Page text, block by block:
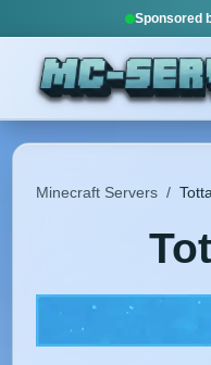
Sponsored
Minecraft Servers /